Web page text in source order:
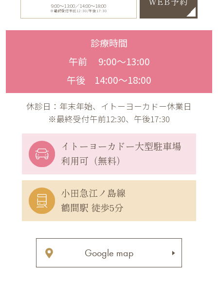
9:00〜13:00／14:00〜18:00
※最終受付午前12:30/午後17:30
診療時間
午前 9:00〜13:00
午後 14:00〜18:00
休診日：年末年始、イトーヨーカドー休業日
※最終受付午前12:30、午後17:30
イトーヨーカドー大型駐車場
利用可（無料）
小田急江ノ島線
鶴間駅 徒歩5分
Google map